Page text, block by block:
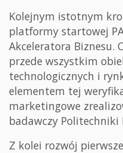
Kolejnym istotnym
platformy startowej
Akceleratora Biznesu.
przede wszystkim
technologicznych i
elementem tej
marketingowe
badawczy Politechniki
Z kolei rozwój